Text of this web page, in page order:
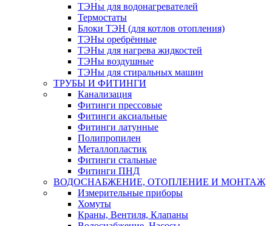
ТЭНы для водонагревателей
Термостаты
Блоки ТЭН (для котлов отопления)
ТЭНы оребрённые
ТЭНы для нагрева жидкостей
ТЭНы воздушные
ТЭНы для стиральных машин
ТРУБЫ И ФИТИНГИ
Канализация
Фитинги прессовые
Фитинги аксиальные
Фитинги латунные
Полипропилен
Металлопластик
Фитинги стальные
Фитинги ПНД
ВОДОСНАБЖЕНИЕ, ОТОПЛЕНИЕ И МОНТАЖ
Измерительные приборы
Хомуты
Краны, Вентиля, Клапаны